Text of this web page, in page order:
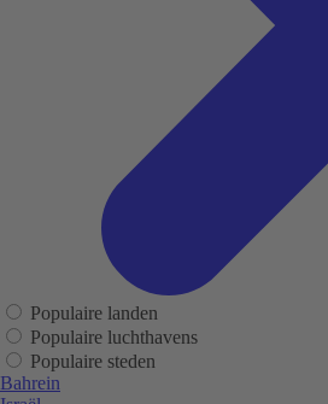
Populaire landen
Populaire luchthavens
Populaire steden
Bahrein